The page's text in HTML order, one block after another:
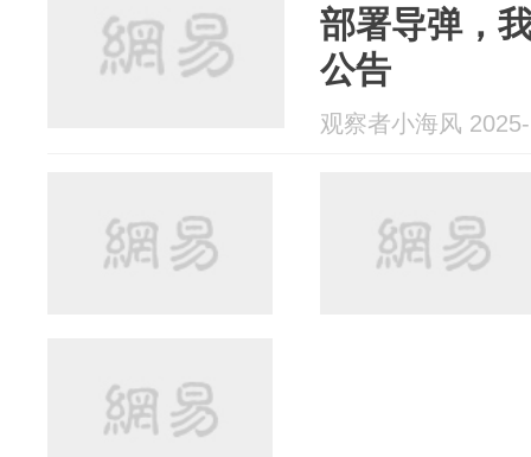
部署导弹，
公告
观察者小海风